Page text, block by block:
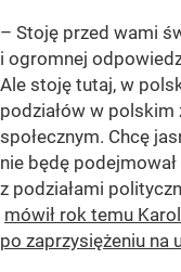
– Stoję przed wami
i ogromnej
Ale stoję tutaj, w
podziałów w
społecznym. Chcę
nie będę
z podziałami
mówił rok temu
po zaprzysiężeniu na